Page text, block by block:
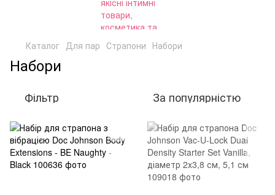
Каталог Для пар Страпони Набори
Набори
Фільтр За популярністю